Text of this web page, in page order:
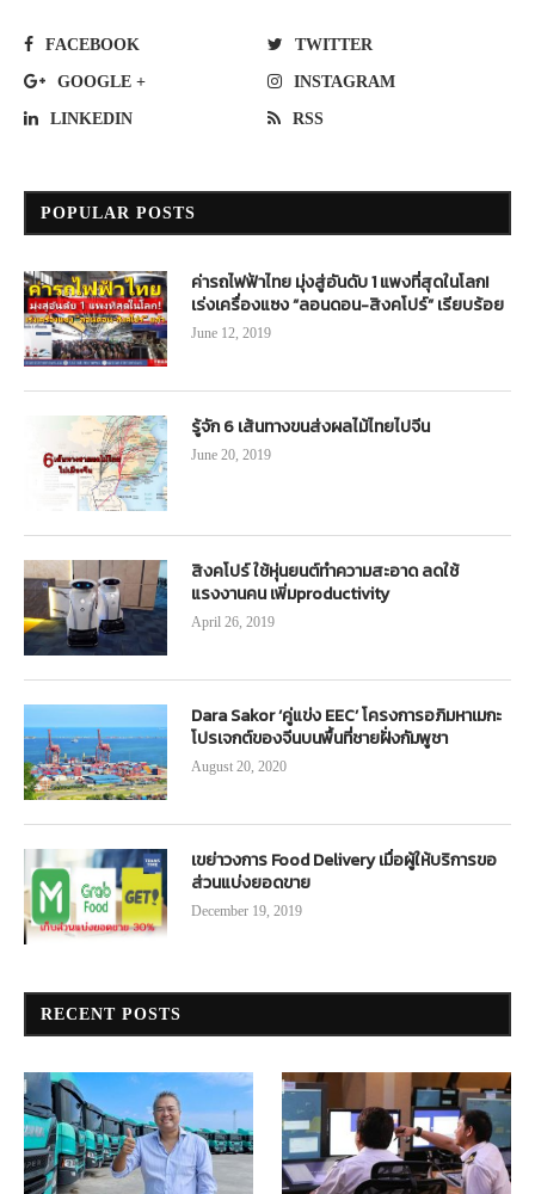
FACEBOOK TWITTER
GOOGLE + INSTAGRAM
LINKEDIN RSS
POPULAR POSTS
ค่ารถไฟฟ้าไทย มุ่งสู่อันดับ 1 แพงที่สุดในโลก!
เร่งเครื่องแซง “ลอนดอน-สิงคโปร์” เรียบร้อย
June 12, 2019
รู้จัก 6 เส้นทางขนส่งผลไม้ไทยไปจีน
June 20, 2019
สิงคโปร์ ใช้หุ่นยนต์ทำความสะอาด ลดใช้
แรงงานคน เพิ่มproductivity
April 26, 2019
Dara Sakor ‘คู่แข่ง EEC’ โครงการอภิมหาเมกะ
โปรเจกต์ของจีนบนพื้นที่ชายฝั่งกัมพูชา
August 20, 2020
เขย่าวงการ Food Delivery เมื่อผู้ให้บริการขอ
ส่วนแบ่งยอดขาย
December 19, 2019
RECENT POSTS